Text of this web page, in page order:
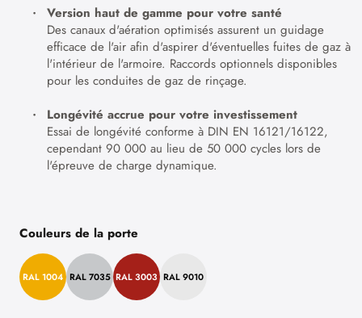
Version haut de gamme pour votre santé
Des canaux d'aération optimisés assurent un guidage
efficace de l'air afin d'aspirer d'éventuelles fuites de gaz à
l'intérieur de l'armoire. Raccords optionnels disponibles
pour les conduites de gaz de rinçage.
Longévité accrue pour votre investissement
Essai de longévité conforme à DIN EN 16121/16122,
cependant 90 000 au lieu de 50 000 cycles lors de
l'épreuve de charge dynamique.
Couleurs de la porte
RAL 1004 RAL 7035 RAL 3003 RAL 9010